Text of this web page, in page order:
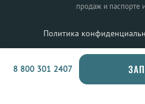
продаж и паспорте
Политика
8 800 301 2407